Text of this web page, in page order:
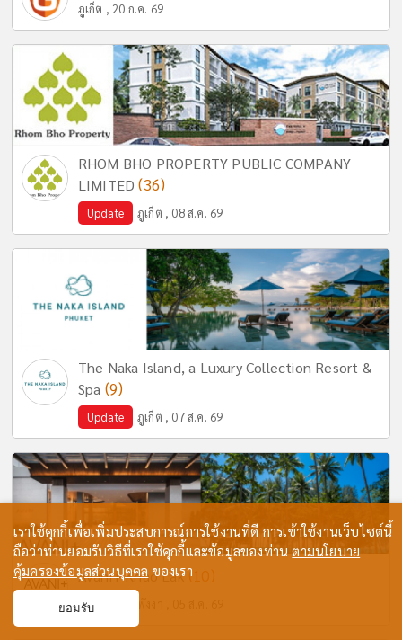
ภูเก็ต , 20 ก.ค. 69
RHOM BHO PROPERTY PUBLIC COMPANY
LIMITED(36)
Update ภูเก็ต , 08 ส.ค. 69
The Naka Island, a Luxury Collection Resort &
Spa (9)
Update ภูเก็ต , 07 ส.ค. 69
Avani+ Khao Lak(10)
Update
เราใช้คุกกี้เพื่อเพิ่มประสบการณ์การใช้งานที่ดี การเข้าใช้งานเว็บไซต์นี้
ถือว่าท่านยอมรับวิธีที่เราใช้คุกกี้และข้อมูลของท่านตามนโยบาย
คุ้มครองข้อมูลส่วนบุคคล ของเรา
ยอมรับ